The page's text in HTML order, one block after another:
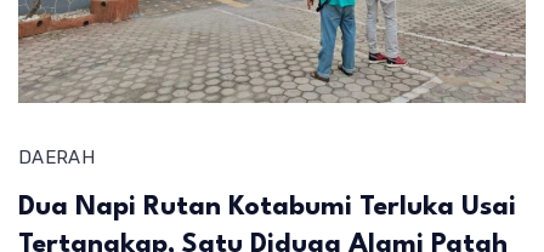
DAERAH
Dua Napi Rutan Kotabumi Terluka Usai
Tertangkap, Satu Diduga Alami Patah